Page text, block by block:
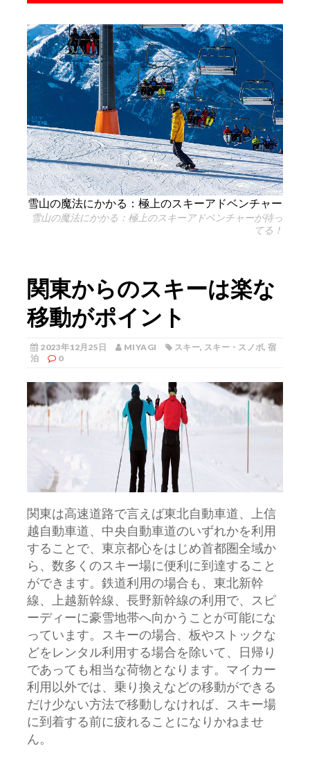
雪山の魔法にかかる：極上のスキーアドベンチャー
雪山の魔法にかかる：極上のスキーアドベンチャーが待っ
てる！
関東からのスキーは楽な
移動がポイント
2023年12月25日 MIYAGI スキー, スキー・スノボ,宿
泊
0
関東は高速道路で言えば東北自動車道、上信
越自動車道、中央自動車道のいずれかを利用
することで、東京都心をはじめ首都圏全域か
ら、数多くのスキー場に便利に到達すること
ができます。 鉄道利用の場合も、東北新幹
線、上越新幹線、長野新幹線の利用で、スピ
ーディーに豪雪地帯へ向かうことが可能にな
っています。スキーの場合、板やストックな
どをレンタル利用する場合を除いて、日帰り
であっても相当な荷物となります。マイカー
利用以外では、乗り換えなどの移動ができる
だけ少ない方法で移動しなければ、スキー場
に到着する前に疲れることになりかねませ
ん。